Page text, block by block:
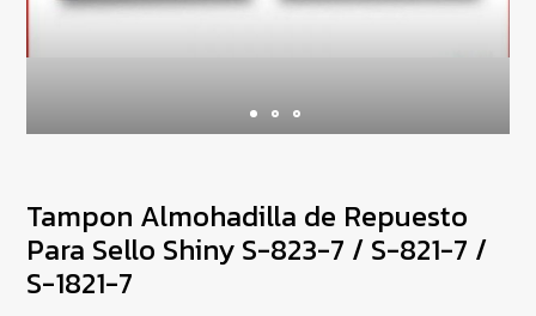
Tampon Almohadilla de Repuesto
Para Sello Shiny S-823-7 / S-821-7 /
S-1821-7